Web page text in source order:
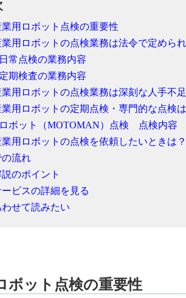
業用ロボット点検の重要性
業用ロボットの点検業務は法令で定めら
日常点検の業務内容
定期検査の業務内容
業用ロボットの点検業務は深刻な人手不
業用ロボットの定期点検・専門的な点検
ロボット（MOTOMAN）点検 点検内容
業用ロボットの点検を依頼したいときは
の流れ
のポイント
ービスの詳細を見る
わせて読みたい
ボット点検の重要性